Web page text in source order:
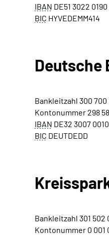
IBAN DE51 3022
BIC HYVEDEMM414
Deutsche
Bankleitzahl 300 700
Kontonummer 298
IBAN DE32 3007
BIC DEUTDEDD
Bankleitzahl 301 502
Kontonummer 0 001